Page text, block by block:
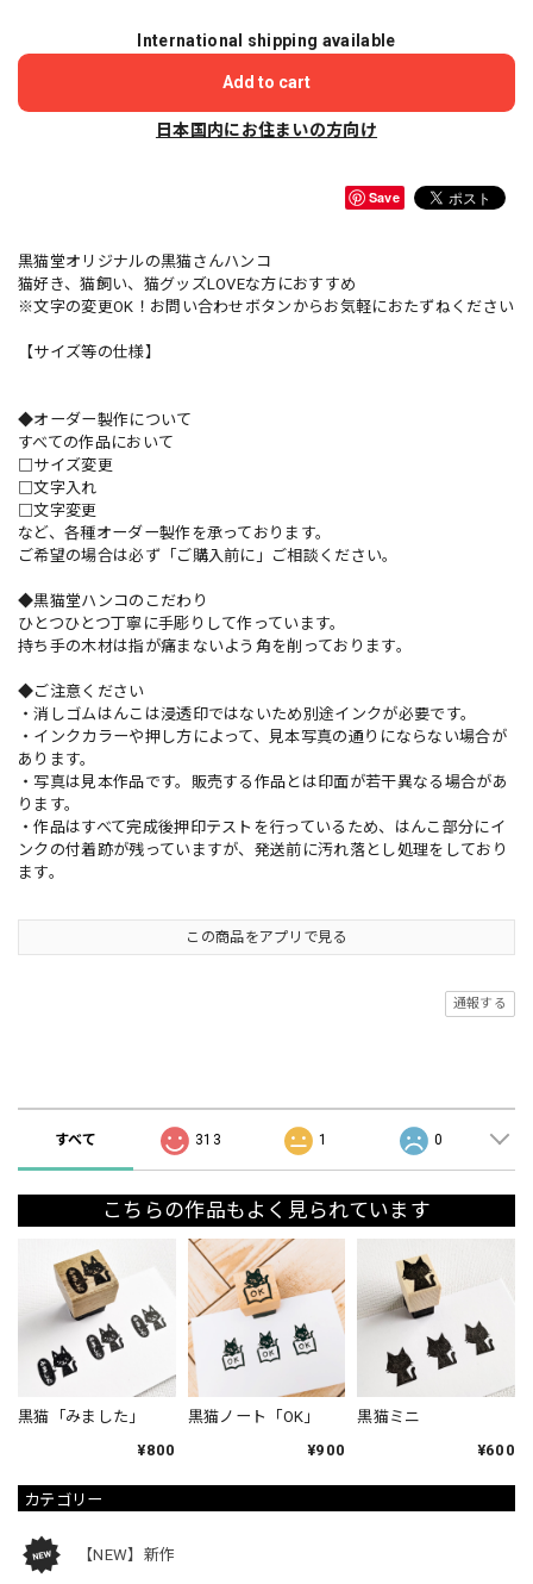
カテゴリー
【NEW】新作
International shipping available
Add to cart
日本国内にお住まいの方向け
Save
黒猫堂オリジナルの黒猫さんハンコ
猫好き、猫飼い、猫グッズLOVEな方におすすめ
※文字の変更OK！お問い合わせボタンからお気軽におたずねください
【サイズ等の仕様】
◆オーダー製作について
すべての作品において
□サイズ変更
□文字入れ
□文字変更
など、各種オーダー製作を承っております。
ご希望の場合は必ず「ご購入前に」ご相談ください。
◆黒猫堂ハンコのこだわり
ひとつひとつ丁寧に手彫りして作っています。
持ち手の木材は指が痛まないよう角を削っております。
◆ご注意ください
・消しゴムはんこは浸透印ではないため別途インクが必要です。
・インクカラーや押し方によって、見本写真の通りにならない場合が
あります。
・写真は見本作品です。販売する作品とは印面が若干異なる場合があ
ります。
・作品はすべて完成後押印テストを行っているため、はんこ部分にイ
ンクの付着跡が残っていますが、発送前に汚れ落とし処理をしており
ます。
この商品をアプリで見る
通報する
すべて 313 1 0
こちらの作品もよく見られています
黒猫「みました」
¥800
黒猫ノート「OK」
¥900
黒猫ミニ
¥600